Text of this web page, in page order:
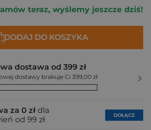
teraz, wyślemy jeszcze dziś!
DODAJ DO KOSZYKA
dostawa od 399 zł
dostawy brakuje Ci 399,00 zł
za 0 zł dla
od 99 zł
DOŁĄCZ